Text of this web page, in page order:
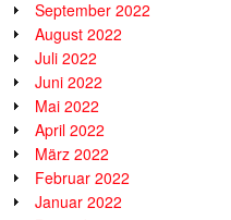
September 2022
August 2022
Juli 2022
Juni 2022
Mai 2022
April 2022
März 2022
Februar 2022
Januar 2022